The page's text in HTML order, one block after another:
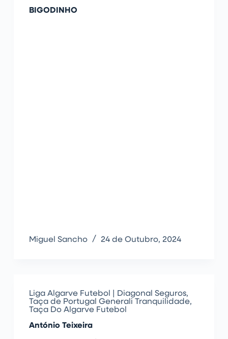
BIGODINHO
Miguel Sancho 24 de Outubro, 2024
Liga Algarve Futebol | Diagonal Seguros,
Taça de Portugal Generali Tranquilidade,
Taça Do Algarve Futebol
António Teixeira